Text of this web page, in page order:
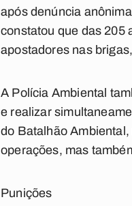
após denúncia
constatou que das 205
apostadores nas
A Polícia Ambiental
e realizar
do Batalhão
operações, mas
Punições